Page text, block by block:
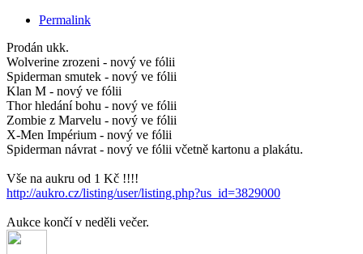
Permalink
Prodán ukk.
Wolverine zrozeni - nový ve fólii
Spiderman smutek - nový ve fólii
Klan M - nový ve fólii
Thor hledání bohu - nový ve fólii
Zombie z Marvelu - nový ve fólii
X-Men Impérium - nový ve fólii
Spiderman návrat - nový ve fólii včetně kartonu a plakátu.
Vše na aukru od 1 Kč !!!!
http://aukro.cz/listing/user/listing.php?us_id=3829000
Aukce končí v neděli večer.